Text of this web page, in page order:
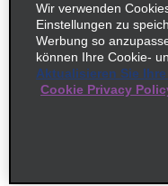
Wir verwenden
Einstellungen zu
Werbung so
können Ihre Cookie-
Aktualisieren Sie
Cookie Privacy